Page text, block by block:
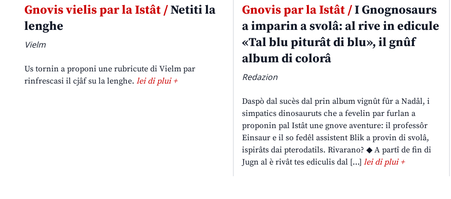
Gnovis vielis par la Istât /Netiti la
lenghe
Vielm
Us tornin a proponi une rubricute di Vielm par
rinfrescasi il cjâf su la lenghe. lei di plui +
Gnovis par la Istât /I Gnognosaurs
a imparin a svolâ: al rive in edicule
«Tal blu piturât di blu», il gnûf
album di colorâ
Redazion
Daspò dal sucès dal prin album vignût fûr a Nadâl, i
simpatics dinosauruts che a fevelin par furlan a
proponin pal Istât une gnove aventure: il professôr
Einsaur e il so fedêl assistent Blik a provin di svolâ,
ispirâts dai pterodatils. Rivarano? ◆ A partî de fin di
Jugn al è rivât tes ediculis dal […] lei di plui +